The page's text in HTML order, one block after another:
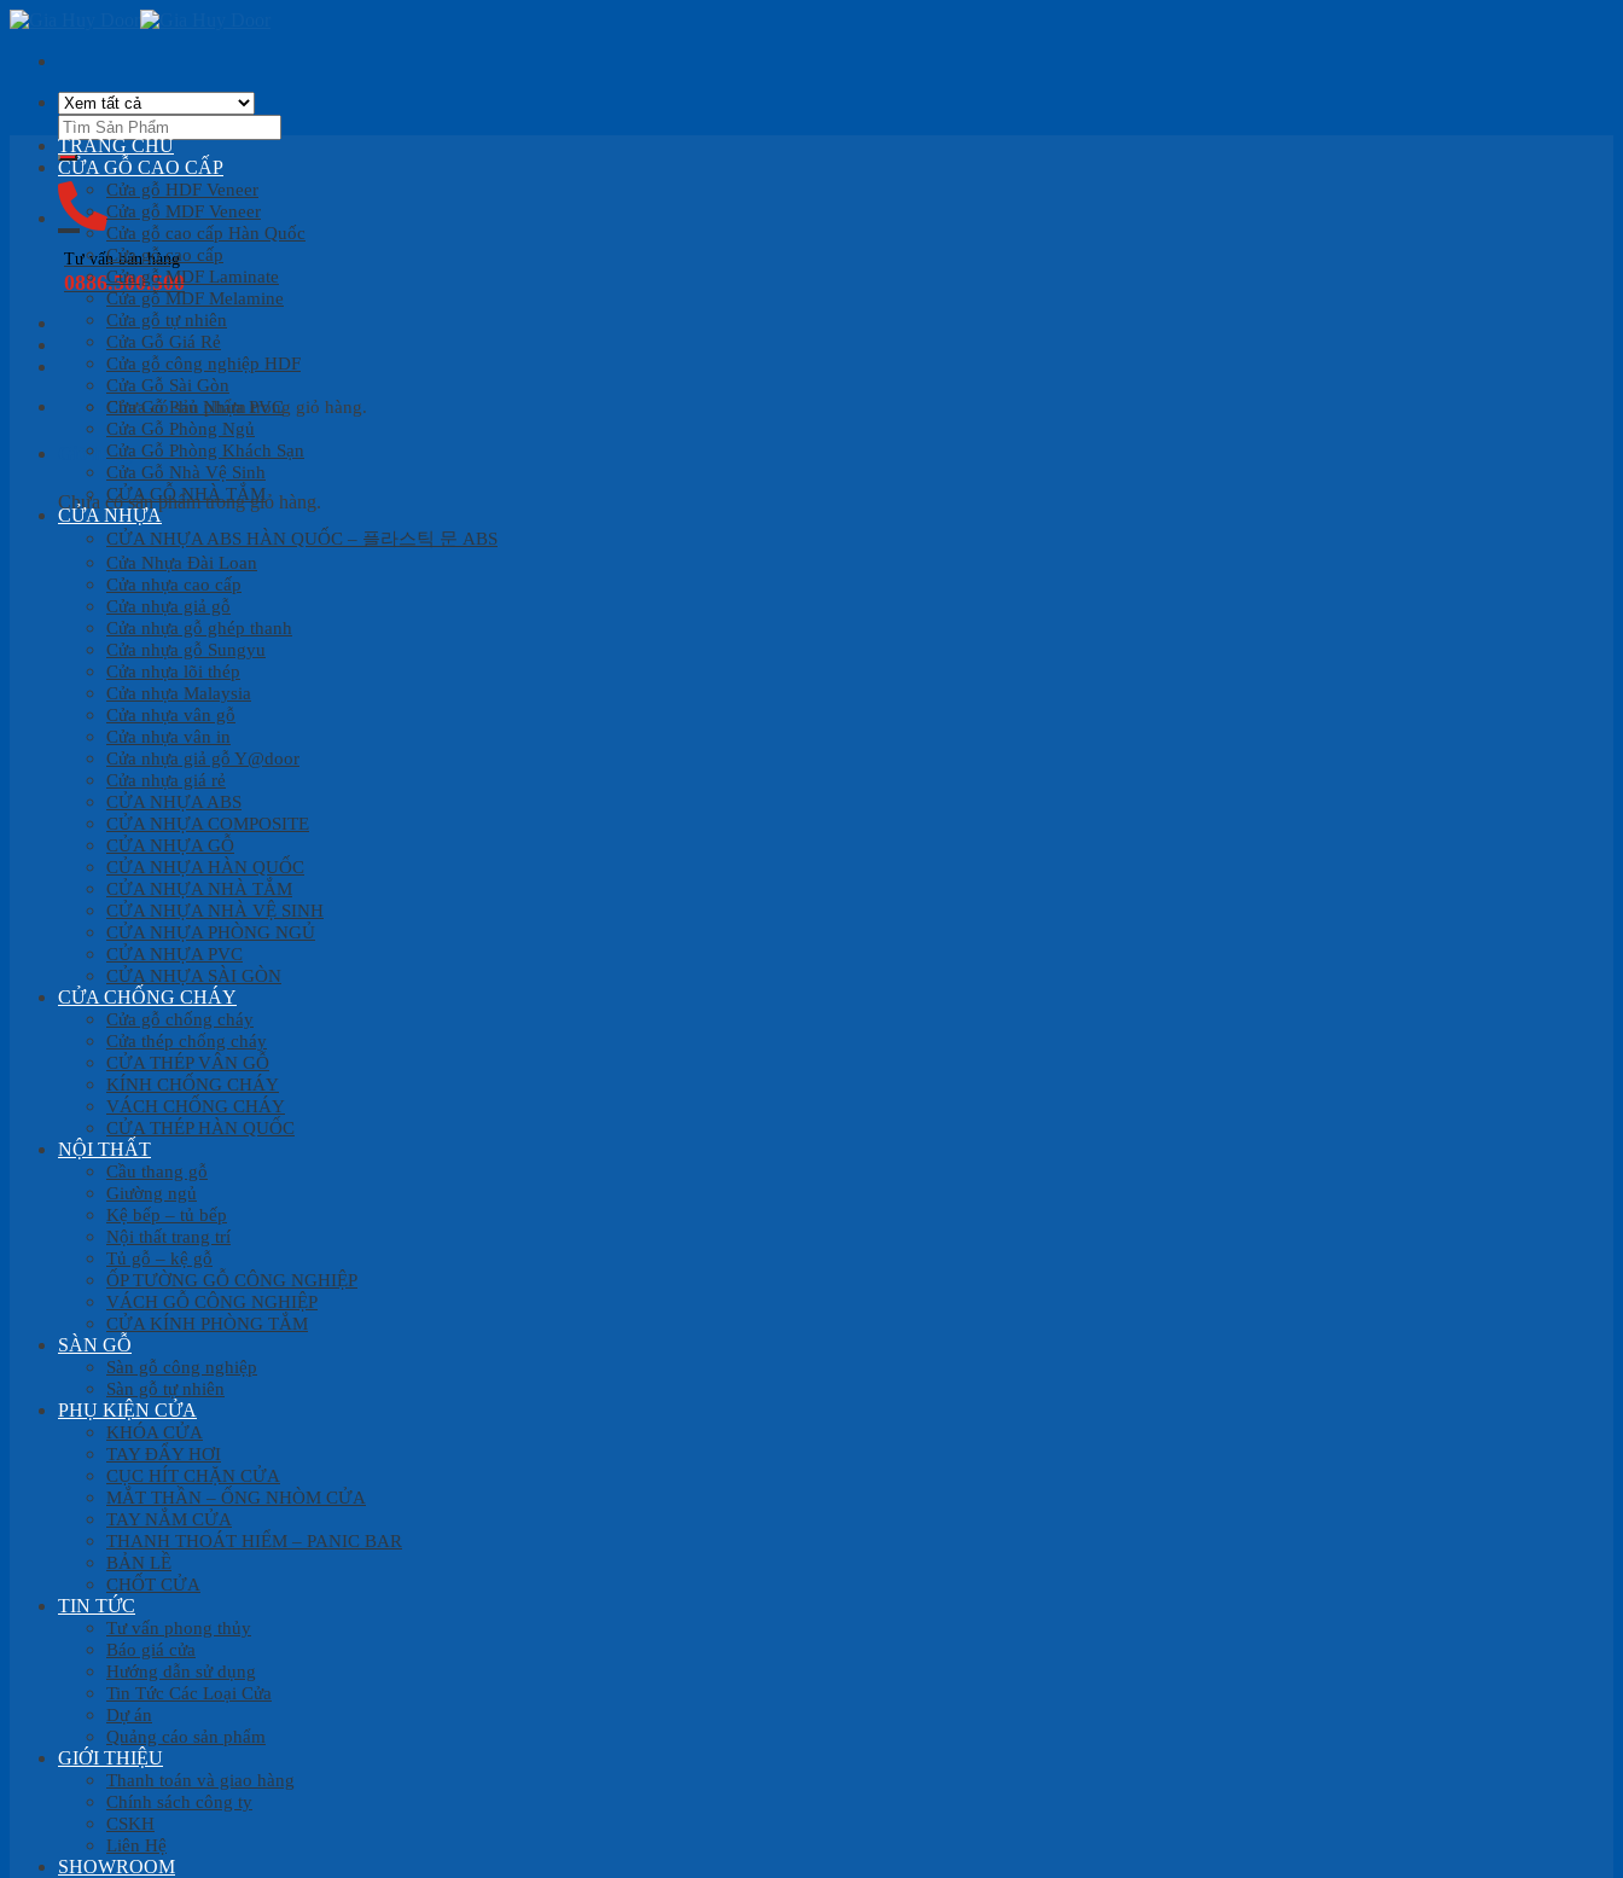
Skip
content
Tìm
kiếm:
Tư vấn bán hàng
0886.500.500
Chưa có sản phẩm trong giỏ hàng.
Giỏ hàng
Chưa có sản phẩm trong giỏ hàng.
TRANG CHỦ
CỬA GỖ CAO CẤP
Cửa gỗ HDF Veneer
Cửa gỗ MDF Veneer
Cửa gỗ cao cấp Hàn Quốc
Cửa gỗ cao cấp
Cửa gỗ MDF Laminate
Cửa gỗ MDF Melamine
Cửa gỗ tự nhiên
Cửa Gỗ Giá Rẻ
Cửa gỗ công nghiệp HDF
Cửa Gỗ Sài Gòn
Cửa Gỗ Phủ Nhựa PVC
Cửa Gỗ Phòng Ngủ
Cửa Gỗ Phòng Khách Sạn
Cửa Gỗ Nhà Vệ Sinh
CỬA GỖ NHÀ TẮM
CỬA NHỰA
CỬA NHỰA ABS HÀN QUỐC – 플라스틱 문 ABS
Cửa Nhựa Đài Loan
Cửa nhựa cao cấp
Cửa nhựa giả gỗ
Cửa nhựa gỗ ghép thanh
Cửa nhựa gỗ Sungyu
Cửa nhựa lõi thép
Cửa nhựa Malaysia
Cửa nhựa vân gỗ
Cửa nhựa vân in
Cửa nhựa giả gỗ Y@door
Cửa nhựa giá rẻ
CỬA NHỰA ABS
CỬA NHỰA COMPOSITE
CỬA NHỰA GỖ
CỬA NHỰA HÀN QUỐC
CỬA NHỰA NHÀ TẮM
CỬA NHỰA NHÀ VỆ SINH
CỬA NHỰA PHÒNG NGỦ
CỬA NHỰA PVC
CỬA NHỰA SÀI GÒN
CỬA CHỐNG CHÁY
Cửa gỗ chống cháy
Cửa thép chống cháy
CỬA THÉP VÂN GỖ
KÍNH CHỐNG CHÁY
VÁCH CHỐNG CHÁY
CỬA THÉP HÀN QUỐC
NỘI THẤT
Cầu thang gỗ
Giường ngủ
Kệ bếp – tủ bếp
Nội thất trang trí
Tủ gỗ – kệ gỗ
ỐP TƯỜNG GỖ CÔNG NGHIỆP
VÁCH GỖ CÔNG NGHIỆP
CỬA KÍNH PHÒNG TẮM
SÀN GỖ
Sàn gỗ công nghiệp
Sàn gỗ tự nhiên
PHỤ KIỆN CỬA
KHÓA CỬA
TAY ĐẨY HƠI
CỤC HÍT CHẶN CỬA
MẮT THẦN – ỐNG NHÒM CỬA
TAY NẮM CỬA
THANH THOÁT HIỂM – PANIC BAR
BẢN LỀ
CHỐT CỬA
TIN TỨC
Tư vấn phong thủy
Báo giá cửa
Hướng dẫn sử dụng
Tin Tức Các Loại Cửa
Dự án
Quảng cáo sản phẩm
GIỚI THIỆU
Thanh toán và giao hàng
Chính sách công ty
CSKH
Liên Hệ
SHOWROOM